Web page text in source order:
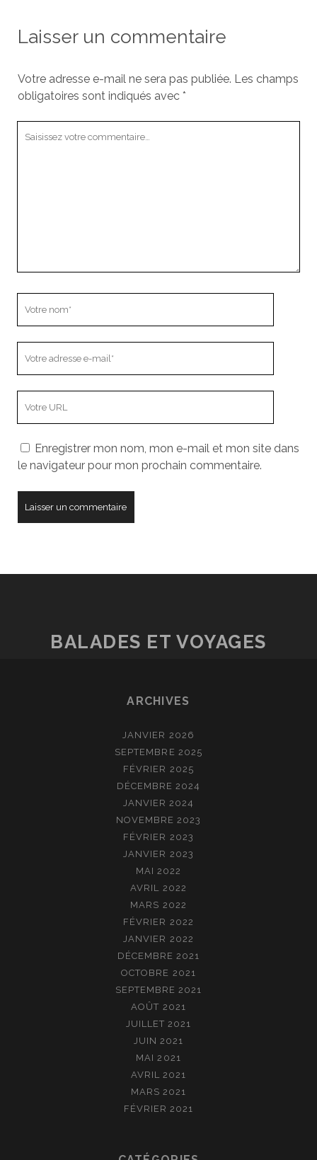
Laisser un commentaire
Votre adresse e-mail ne sera pas publiée. Les champs
obligatoires sont indiqués avec *
mail
votre
site
Enregistrer mon nom, mon e-mail et mon site dans
le navigateur pour mon prochain commentaire.
BALADES ET VOYAGES
ARCHIVES
JANVIER 2026
SEPTEMBRE 2025
FÉVRIER 2025
DÉCEMBRE 2024
JANVIER 2024
NOVEMBRE 2023
FÉVRIER 2023
JANVIER 2023
MAI 2022
AVRIL 2022
MARS 2022
FÉVRIER 2022
JANVIER 2022
DÉCEMBRE 2021
OCTOBRE 2021
SEPTEMBRE 2021
AOÛT 2021
JUILLET 2021
JUIN 2021
MAI 2021
AVRIL 2021
MARS 2021
FÉVRIER 2021